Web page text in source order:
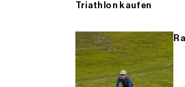
Triathlon kaufen